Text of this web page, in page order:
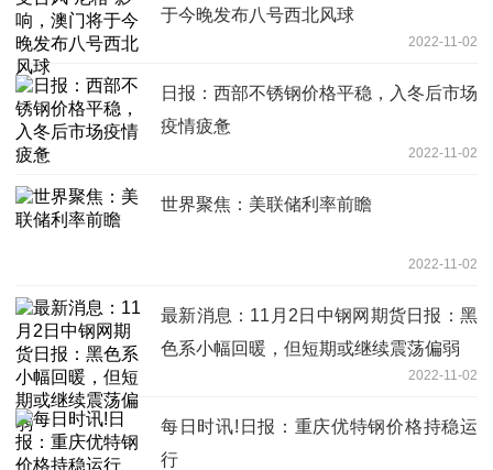
于今晚发布八号西北风球
2022-11-02
日报：西部不锈钢价格平稳，入冬后市场
疫情疲惫
2022-11-02
世界聚焦：美联储利率前瞻
2022-11-02
最新消息：11月2日中钢网期货日报：黑
色系小幅回暖，但短期或继续震荡偏弱
2022-11-02
每日时讯!日报：重庆优特钢价格持稳运
行